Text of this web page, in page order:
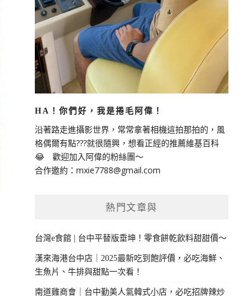
HA！你們好，我是捲毛阿偉！
沿著路走進攝影世界，常常拿著相機這拍那拍的，風
格偶爾有點???就很隨興，想看正經的推薦維基百科
😂 歡迎加入阿偉的粉絲團～
合作邀約： mxie7788@gmail.com
熱門文章與
台灣e食館 | 台中平替版垂坤！零食餅乾飲料甜甜價～
漢來海港台中店｜2025最新吃到飽評價，必吃海鮮、
生魚片、牛排與甜點一次看！
南道雞商會｜台中勤美人氣韓式小店，必吃招牌辣炒